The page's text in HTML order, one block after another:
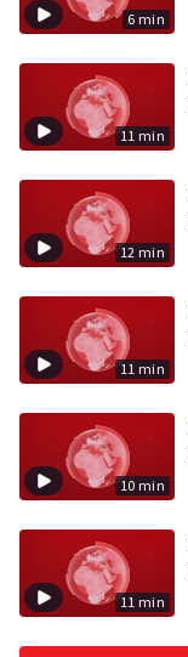
6 min
11 min
12 min
11 min
10 min
11 min